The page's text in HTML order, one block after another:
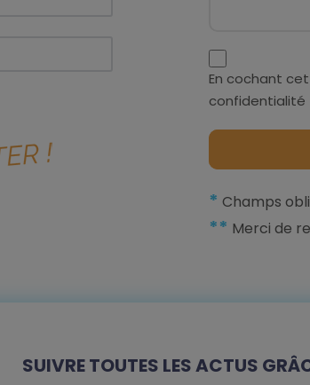
En cochant
confidentialité
* Champs
** Merci de
SUIVRE TOUTES LES ACTUS